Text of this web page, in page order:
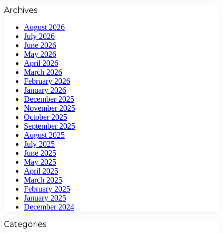
Archives
August 2026
July 2026
June 2026
May 2026
April 2026
March 2026
February 2026
January 2026
December 2025
November 2025
October 2025
September 2025
August 2025
July 2025
June 2025
May 2025
April 2025
March 2025
February 2025
January 2025
December 2024
Categories